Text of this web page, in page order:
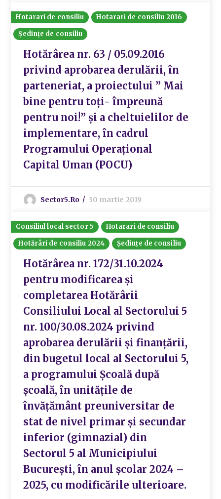
Hotarari de consiliu
Hotarari de consiliu 2016
Ședințe de consiliu
Hotărârea nr. 63 / 05.09.2016
privind aprobarea derulării, în
parteneriat, a proiectului ” Mai
bine pentru toți- împreună
pentru noi!” și a cheltuielilor de
implementare, în cadrul
Programului Operațional
Capital Uman (POCU)
Sector5.ro 30 martie 2019
Consiliul local sector 5
Hotarari de consiliu
Hotărâri de consiliu 2024
Ședințe de consiliu
Hotărârea nr. 172/31.10.2024
pentru modificarea și
completarea Hotărârii
Consiliului Local al Sectorului 5
nr. 100/30.08.2024 privind
aprobarea derulării și finanțării,
din bugetul local al Sectorului 5,
a programului Școală după
școală, în unitățile de
învățământ preuniversitar de
stat de nivel primar și secundar
inferior (gimnazial) din
Sectorul 5 al Municipiului
București, în anul școlar 2024 –
2025, cu modificările ulterioare.